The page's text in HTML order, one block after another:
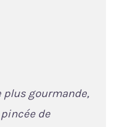
plus gourmande,
de